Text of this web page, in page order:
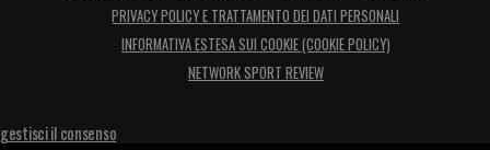
PRIVACY POLICY E TRATTAMENTO DEI DATI PERSONALI
INFORMATIVA ESTESA SUI COOKIE (COOKIE POLICY)
NETWORK SPORT REVIEW
gestisci il consenso